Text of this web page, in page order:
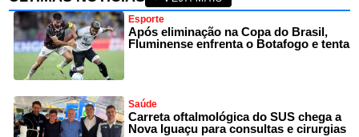
Esporte
Após eliminação na Copa do Brasil,
Fluminense enfrenta o Botafogo e tenta
Saúde
Carreta oftalmológica do SUS chega a
Nova Iguaçu para consultas e cirurgias